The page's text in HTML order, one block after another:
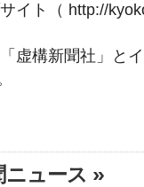
イト（ http://
虚構新聞社」と
ニュース »